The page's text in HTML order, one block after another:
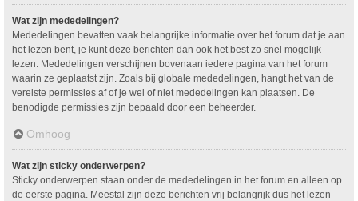
Wat zijn mededelingen?
Mededelingen bevatten vaak belangrijke informatie over het forum dat je aan
het lezen bent, je kunt deze berichten dan ook het best zo snel mogelijk
lezen. Mededelingen verschijnen bovenaan iedere pagina van het forum
waarin ze geplaatst zijn. Zoals bij globale mededelingen, hangt het van de
vereiste permissies af of je wel of niet mededelingen kan plaatsen. De
benodigde permissies zijn bepaald door een beheerder.
Omhoog
Wat zijn sticky onderwerpen?
Sticky onderwerpen staan onder de mededelingen in het forum en alleen op
de eerste pagina. Meestal zijn deze berichten vrij belangrijk dus het lezen